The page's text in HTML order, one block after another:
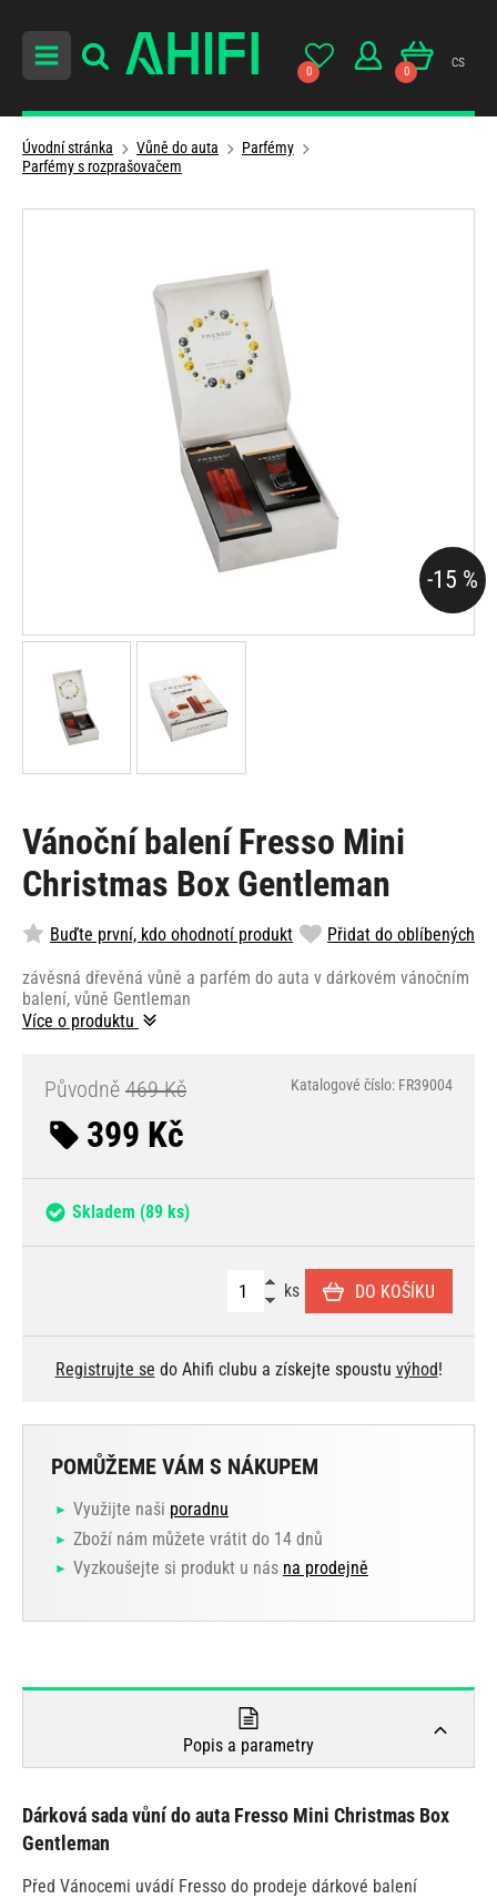
0 0
cs
Úvodní stránka Vůně do auta
Parfémy
Parfémy s rozprašovačem
Vánoční balení Fresso Mini
Christmas Box Gentleman
Buďte první, kdo ohodnotí produkt Přidat do oblíbených
závěsná dřevěná vůně a parfém do auta v dárkovém vánočním
balení, vůně Gentleman
Více o produktu
Původně 469 Kč
399 Kč
Katalogové číslo: FR39004
Skladem (89 ks)
ks DO KOŠÍKU
Registrujte se do Ahifi clubu a získejte spoustu výhod!
POMŮŽEME VÁM S NÁKUPEM
Využijte naši poradnu
Zboží nám můžete vrátit do 14 dnů
Vyzkoušejte si produkt u nás na prodejně
-15 %
Popis a parametry
Dárková sada vůní do auta Fresso Mini Christmas Box
Gentleman
Před Vánocemi uvádí Fresso do prodeje dárkové balení